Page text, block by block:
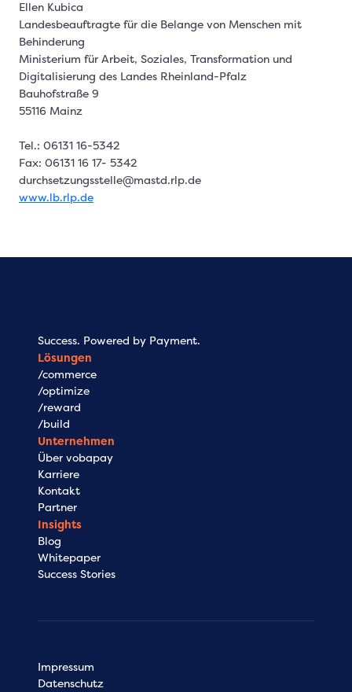
Ellen Kubica
Landesbeauftragte für die Belange von Menschen mit
Behinderung
Ministerium für Arbeit, Soziales, Transformation und
Digitalisierung des Landes Rheinland-Pfalz
Bauhofstraße 9
55116 Mainz
Tel.: 06131 16-5342
Fax: 06131 16 17- 5342
durchsetzungsstelle@mastd.rlp.de
www.lb.rlp.de
Success. Powered by Payment.
Lösungen
/commerce
/optimize
/reward
/build
Unternehmen
Über vobapay
Karriere
Kontakt
Partner
Insights
Blog
Whitepaper
Success Stories
Impressum
Datenschutz